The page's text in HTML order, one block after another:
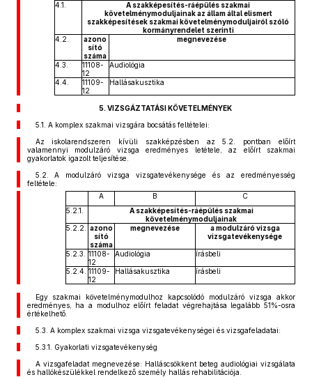
4.1.
A szakképesítés-ráépülés szakmai
követelménymoduljainak az állam által elismert
szakképesítések szakmai követelménymoduljairól szóló
kormányrendelet szerinti
4.2.
azono
sító
száma
megnevezése
4.3.
11108-
12
Audiológia
4.4.
11109-
12
Hallásakusztika
5. VIZSGÁZTATÁSI KÖVETELMÉNYEK
5.1. A komplex szakmai vizsgára bocsátás feltételei:
Az iskolarendszeren kívüli szakképzésben az 5.2. pontban előírt
valamennyi modulzáró vizsga eredményes letétele, az előírt szakmai
gyakorlatok igazolt teljesítése.
5.2. A modulzáró vizsga vizsgatevékenysége és az eredményesség
feltétele:
A
B
C
5.2.1.
A szakképesítés-ráépülés szakmai
követelménymoduljainak
5.2.2.
azono
sító
száma
megnevezése
a modulzáró vizsga
vizsgatevékenysége
5.2.3.
11108-
12
Audiológia írásbeli
5.2.4. 11109-
12
Hallásakusztika írásbeli
Egy szakmai követelménymodulhoz kapcsolódó modulzáró vizsga akkor
eredményes, ha a modulhoz előírt feladat végrehajtása legalább 51%-osra
értékelhető.
5.3. A komplex szakmai vizsga vizsgatevékenységei és vizsgafeladatai:
5.3.1. Gyakorlati vizsgatevékenység
A vizsgafeladat megnevezése: Halláscsökkent beteg audiológiai vizsgálata
és hallókészülékkel rendelkező személy hallás rehabilitációja.